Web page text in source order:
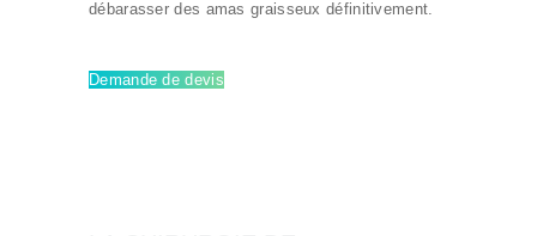
débarasser des amas graisseux définitivement.
Demande de devis